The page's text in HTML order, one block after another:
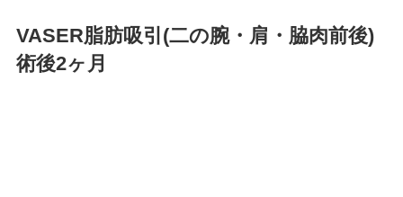
当院について 料金表
VASER脂肪吸引(二の腕・肩・脇肉前後)
術後2ヶ月